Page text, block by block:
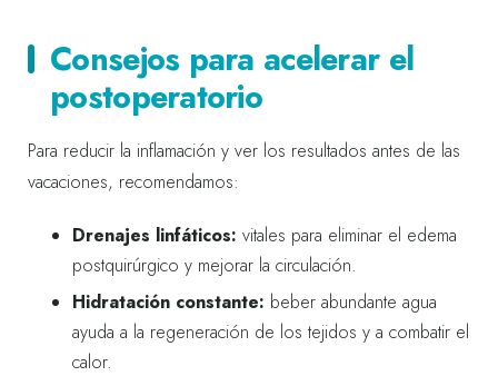
Consejos para acelerar el
postoperatorio
Para reducir la inflamación y ver los resultados antes de las
vacaciones, recomendamos:
Drenajes linfáticos: vitales para eliminar el edema
postquirúrgico y mejorar la circulación.
Hidratación constante: beber abundante agua
ayuda a la regeneración de los tejidos y a combatir el
calor.